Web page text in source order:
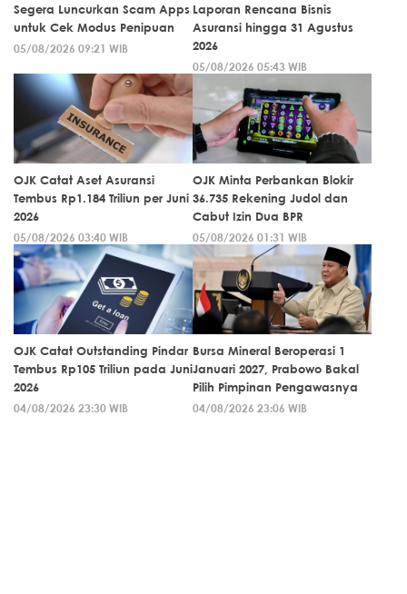
Segera Luncurkan Scam Apps
untuk Cek Modus Penipuan
05/08/2026 09:21 WIB
Laporan Rencana Bisnis
Asuransi hingga 31 Agustus
2026
05/08/2026 05:43 WIB
OJK Catat Aset Asuransi
Tembus Rp1.184 Triliun per Juni
2026
05/08/2026 03:40 WIB
OJK Minta Perbankan Blokir
36.735 Rekening Judol dan
Cabut Izin Dua BPR
05/08/2026 01:31 WIB
OJK Catat Outstanding Pindar
Tembus Rp105 Triliun pada Juni
2026
04/08/2026 23:30 WIB
Bursa Mineral Beroperasi 1
Januari 2027, Prabowo Bakal
Pilih Pimpinan Pengawasnya
04/08/2026 23:06 WIB